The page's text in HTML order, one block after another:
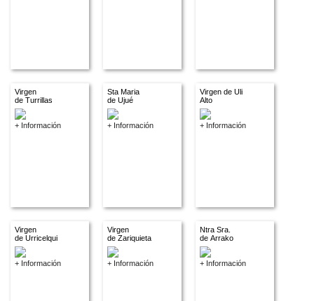
Virgen
de Turrillas
+ Información
Sta Maria
de Ujué
+ Información
Virgen de Uli
Alto
+ Información
Virgen
de Urricelqui
+ Información
Virgen
de Zariquieta
+ Información
Ntra Sra.
de Arrako
+ Información